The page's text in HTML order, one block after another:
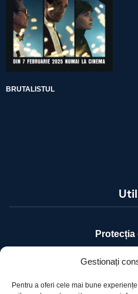
Gestionați
Pentru a oferi cele mai bune
BRUTALISTUL
Protecția
Declarație